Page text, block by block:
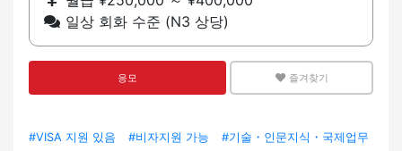
일상 회화 수준 (N3 상당)
응모 즐겨찾기
#VISA 지원 있음 #비자지원 가능
#기술・인문지식・국제업무